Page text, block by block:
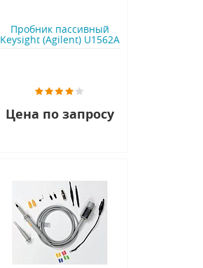
Пробник пассивный
Keysight (Agilent) U1562A
Цена по запросу